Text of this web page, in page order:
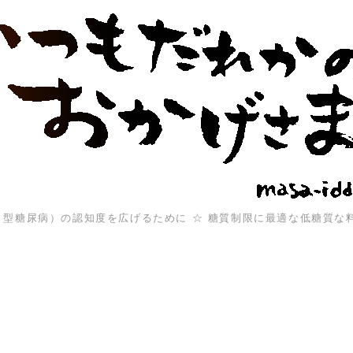
糖尿病）の認知度を広げるために ☆ 糖質制限に最適な低糖質な